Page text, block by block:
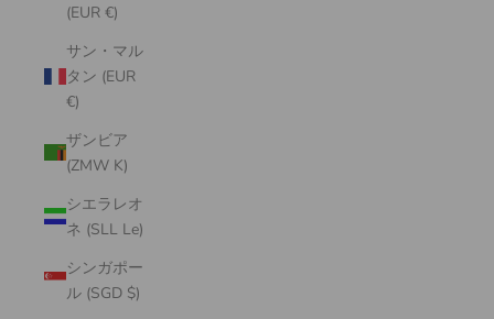
(EUR €)
サン・マル
タン (EUR
€)
ザンビア
(ZMW K)
シエラレオ
ネ (SLL Le)
シンガポー
ル (SGD $)